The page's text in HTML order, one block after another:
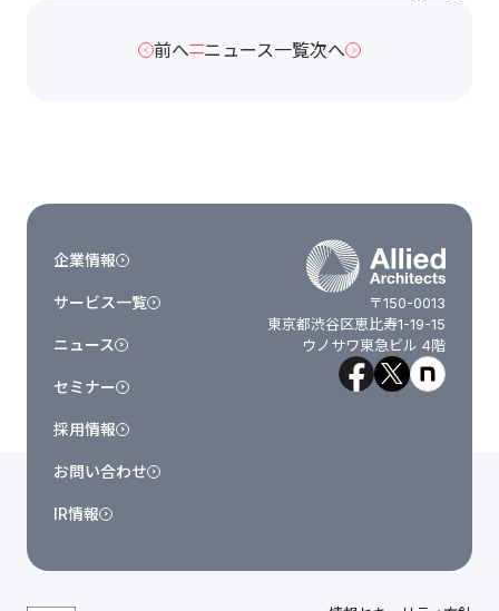
前へ ニュース一覧次へ
〒150-0013
東京都渋谷区恵比寿1-19-15
ウノサワ東急ビル 4階
企業情報
サービス一覧
ニュース
セミナー
採用情報
お問い合わせ
IR情報